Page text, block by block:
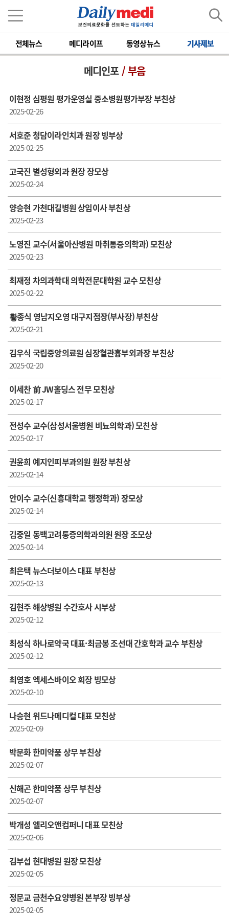
전체뉴스 메디라이프 동영상뉴스 기사제보
메디인포/ 부음
이현정 심평원 평가운영실 중소병원평가부장 부친상
2025-02-26
서호준 청담이라인치과 원장 빙부상
2025-02-25
고국진 별성형외과 원장 장모상
2025-02-24
양승현 가천대길병원 상임이사 부친상
2025-02-23
노영진 교수(서울아산병원 마취통증의학과) 모친상
2025-02-23
최재정 차의과학대 의학전문대학원 교수 모친상
2025-02-22
홯종식 영남지오영 대구지점장(부사장) 부친상
2025-02-21
김우식 국립중앙의료원 심장혈관흉부외과장 부친상
2025-02-20
이세찬 前 JW홀딩스 전무 모친상
2025-02-17
전성수 교수(삼성서울병원 비뇨의학과) 모친상
2025-02-17
권윤희 예지인피부과의원 원장 부친상
2025-02-14
안이수 교수(신흥대학교 행정학과) 장모상
2025-02-14
김중일 동백고려통증의학과의원 원장 조모상
2025-02-14
최은택 뉴스더보이스 대표 부친상
2025-02-13
김현주 해상병원 수간호사 시부상
2025-02-12
최성식 하나로약국 대표·최금봉 조선대 간호학과 교수 부친상
2025-02-12
최영호 엑세스바이오 회장 빙모상
2025-02-10
나승현 위드나메디컬 대표 모친상
2025-02-09
박문화 한미약품 상무 부친상
2025-02-07
신해곤 한미약품 상무 부친상
2025-02-07
박개성 엘리오앤컴퍼니 대표 모친상
2025-02-06
김부섭 현대병원 원장 모친상
2025-02-05
정문교 금천수요양병원 본부장 빙부상
2025-02-05